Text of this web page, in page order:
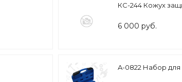
КС-244 Кожух
6 000 руб.
A-0822 Набор для